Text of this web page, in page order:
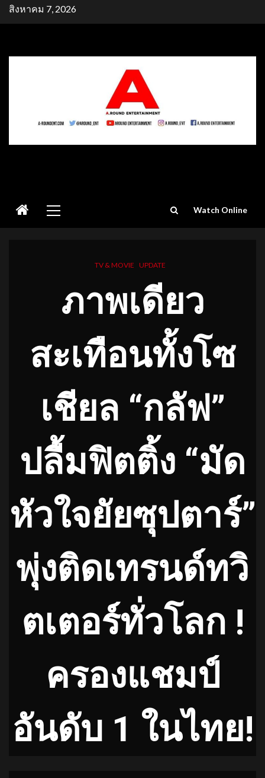
Skipสิงหาคม 7, 2026
Menu
Watch Online
TV & MOVIE UPDATE
ภาพเดียว
สะเทือนทั้งโซ
เชียล “กลัฟ”
ปลื้มฟิตติ้ง “มัด
หัวใจยัยซุปตาร์”
พุ่งติดเทรนด์ทวิ
ตเตอร์ทั่วโลก !
ครองแชมป์
อันดับ 1 ในไทย!